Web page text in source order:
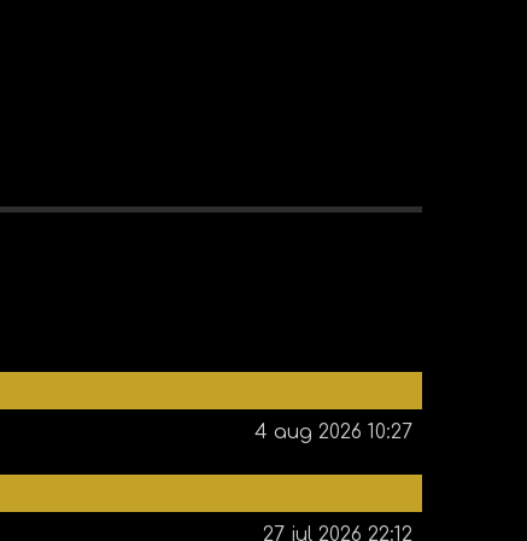
4 aug 2026 10:27
27 jul 2026 22:12